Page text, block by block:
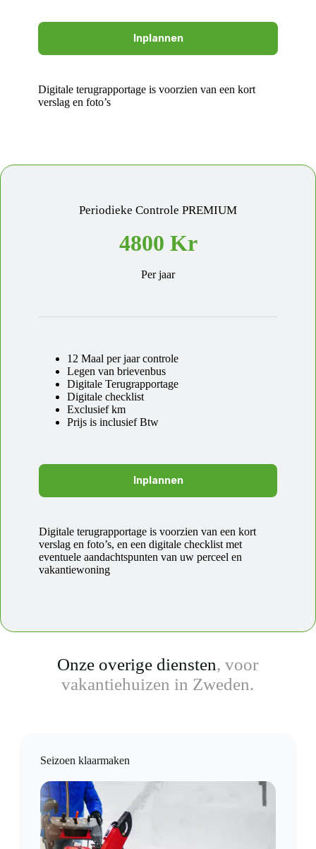
Inplannen
Digitale terugrapportage is voorzien van een kort
verslag en foto’s
Periodieke Controle PREMIUM
4800 Kr
Per jaar
12 Maal per jaar controle
Legen van brievenbus
Digitale Terugrapportage
Digitale checklist
Exclusief km
Prijs is inclusief Btw
Inplannen
Digitale terugrapportage is voorzien van een kort
verslag en foto’s, en een digitale checklist met
eventuele aandachtspunten van uw perceel en
vakantiewoning
Onze overige diensten, voor
vakantiehuizen in Zweden.
Seizoen klaarmaken